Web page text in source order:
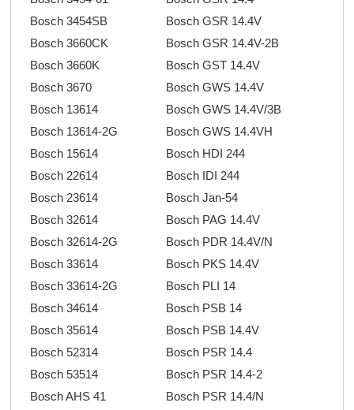
Bosch 3454SB
Bosch GSR 14.4V
Bosch 3660CK
Bosch GSR 14.4V-2B
Bosch 3660K
Bosch GST 14.4V
Bosch 3670
Bosch GWS 14.4V
Bosch 13614
Bosch GWS 14.4V/3B
Bosch 13614-2G
Bosch GWS 14.4VH
Bosch 15614
Bosch HDI 244
Bosch 22614
Bosch IDI 244
Bosch 23614
Bosch Jan-54
Bosch 32614
Bosch PAG 14.4V
Bosch 32614-2G
Bosch PDR 14.4V/N
Bosch 33614
Bosch PKS 14.4V
Bosch 33614-2G
Bosch PLI 14
Bosch 34614
Bosch PSB 14
Bosch 35614
Bosch PSB 14.4V
Bosch 52314
Bosch PSR 14.4
Bosch 53514
Bosch PSR 14.4-2
Bosch AHS 41
Bosch PSR 14.4/N